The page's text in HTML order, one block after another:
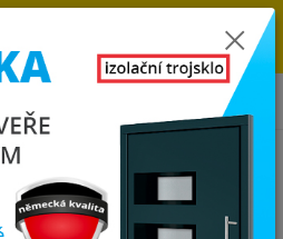
OKEN A DVEŘÍ SKLADEM U NÁS V
0
0,00 Kč